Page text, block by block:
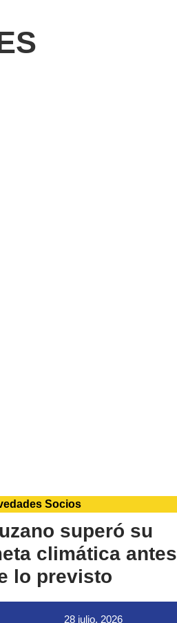
Socios
superó su
climática antes
lo previsto
28 julio, 2026